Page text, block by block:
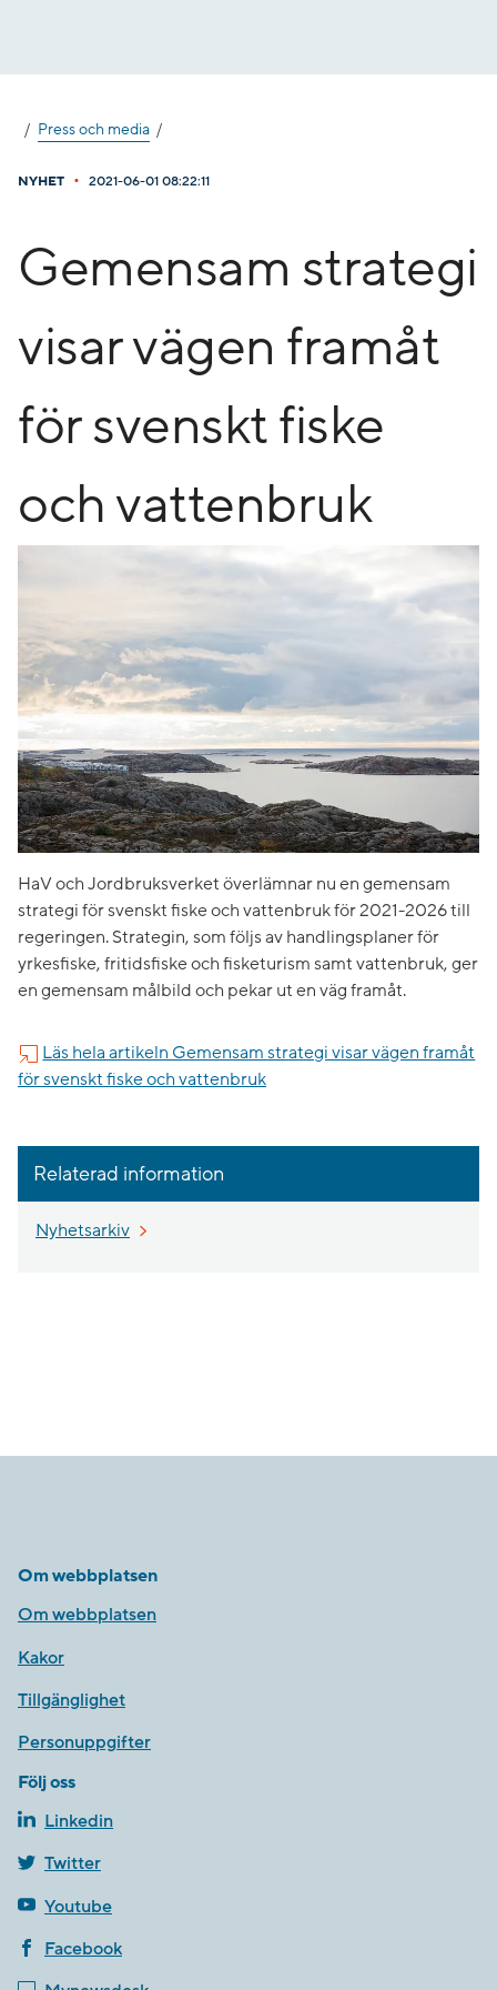
Press och media
NYHET • 2021-06-01 08:22:11
Gemensam strategi
visar vägen framåt
för svenskt fiske
och vattenbruk
HaV och Jordbruksverket överlämnar nu en gemensam
strategi för svenskt fiske och vattenbruk för 2021-2026 till
regeringen. Strategin, som följs av handlingsplaner för
yrkesfiske, fritidsfiske och fisketurism samt vattenbruk, ger
en gemensam målbild och pekar ut en väg framåt.
Läs hela artikeln Gemensam strategi visar vägen framåt
för svenskt fiske och vattenbruk
Relaterad information
Nyhetsarkiv
Om webbplatsen
Om webbplatsen
Kakor
Tillgänglighet
Personuppgifter
Följ oss
Linkedin
Twitter
Youtube
Facebook